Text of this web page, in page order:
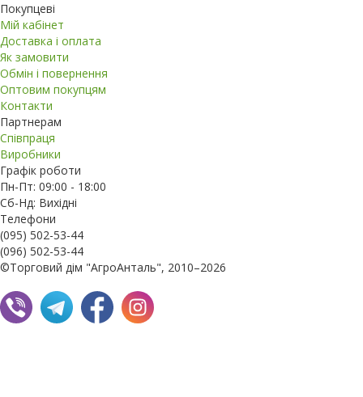
Покупцеві
Мій кабінет
Доставка і оплата
Як замовити
Обмін і повернення
Оптовим покупцям
Контакти
Партнерам
Співпраця
Виробники
Графік роботи
Пн-Пт: 09:00 - 18:00
Сб-Нд: Вихідні
Телефони
(095) 502-53-44
(096) 502-53-44
©Торговий дім "АгроАнталь", 2010–2026